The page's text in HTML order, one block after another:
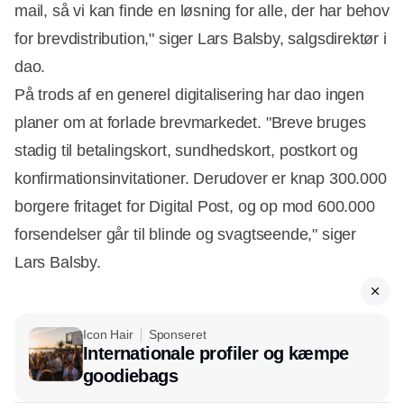
mail, så vi kan finde en løsning for alle, der har behov
for brevdistribution," siger Lars Balsby, salgsdirektør i
dao.
På trods af en generel digitalisering har dao ingen
planer om at forlade brevmarkedet. "Breve bruges
stadig til betalingskort, sundhedskort, postkort og
konfirmationsinvitationer. Derudover er knap 300.000
borgere fritaget for Digital Post, og op mod 600.000
forsendelser går til blinde og svagtseende," siger
Lars Balsby.
Icon Hair Sponseret
Internationale profiler og kæmpe
goodiebags